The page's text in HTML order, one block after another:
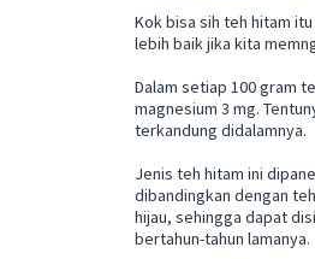
Kok bisa sih teh hitam
lebih baik jika kita
Dalam setiap 100 gram
magnesium 3 mg.
terkandung didalamnya.
Jenis teh hitam ini
dibandingkan dengan
hijau, sehingga dapat
bertahun-tahun lamanya.